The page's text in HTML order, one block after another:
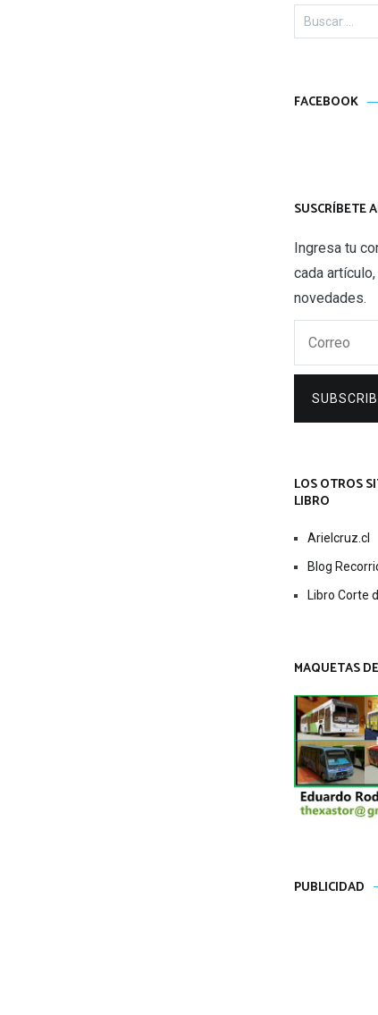
Buscar:
FACEBOOK
SUSCRÍBETE
Ingresa tu
cada
novedades.
LOS OTROS
LIBRO
Arielcruz.cl
Blog
Libro Corte
MAQUETAS
PUBLICIDAD